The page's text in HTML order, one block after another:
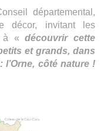
départemental,
décor, invitant les
à « découvrir cette
et grands, dans
côté nature !